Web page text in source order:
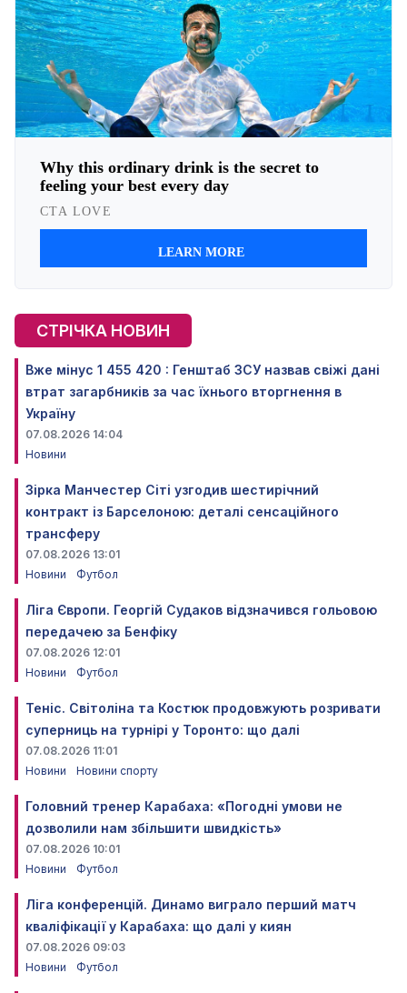
СТРІЧКА НОВИН
Вже мінус 1 455 420 : Генштаб ЗСУ назвав свіжі дані
втрат загарбників за час їхнього вторгнення в
Україну
07.08.2026 14:04
Новини
Зірка Манчестер Сіті узгодив шестирічний
контракт із Барселоною: деталі сенсаційного
трансферу
07.08.2026 13:01
Новини
Футбол
Ліга Європи. Георгій Судаков відзначився гольовою
передачею за Бенфіку
07.08.2026 12:01
Новини
Футбол
Теніс. Світоліна та Костюк продовжують розривати
суперниць на турнірі у Торонто: що далі
07.08.2026 11:01
Новини
Новини спорту
Головний тренер Карабаха: «Погодні умови не
дозволили нам збільшити швидкість»
07.08.2026 10:01
Новини
Футбол
Ліга конференцій. Динамо виграло перший матч
кваліфікації у Карабаха: що далі у киян
07.08.2026 09:03
Новини
Футбол